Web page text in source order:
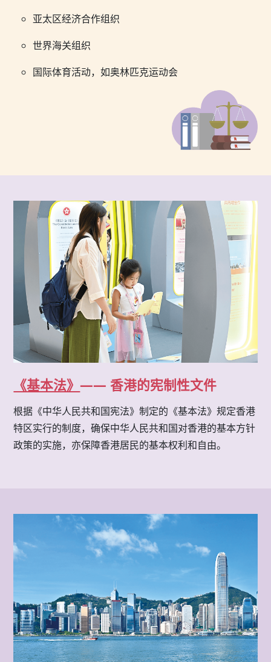
亚太区经济合作组织
世界海关组织
国际体育活动，如奥林匹克运动会
《基本法》 —— 香港的宪制性文件
根据《中华人民共和国宪法》制定的《基本法》规定香港
特区实行的制度，确保中华人民共和国对香港的基本方针
政策的实施，亦保障香港居民的基本权利和自由。